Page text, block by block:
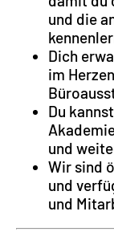
und die
Dich
im
Du
und
Wir sind
und
und